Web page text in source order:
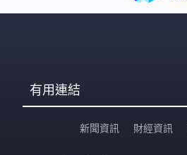
有用連結
新聞資訊 財經資訊